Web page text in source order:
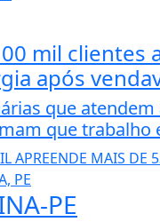
mil clientes
após
que atendem
que trabalho
PE